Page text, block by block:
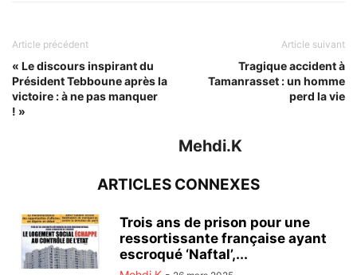
Article précédent
« Le discours inspirant du
Président Tebboune après la
victoire : à ne pas manquer
! »
Article suivant
Tragique accident à
Tamanrasset : un homme
perd la vie
Mehdi.K
ARTICLES CONNEXES
Trois ans de prison pour une
ressortissante française ayant
escroqué ‘Naftal’,...